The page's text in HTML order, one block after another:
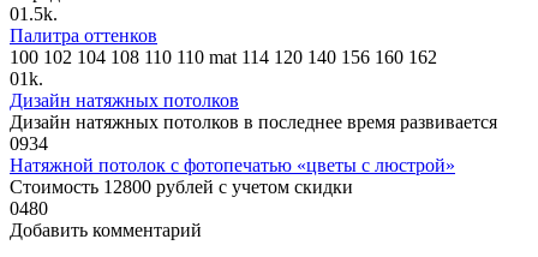
01.5k.
Палитра оттенков
100 102 104 108 110 110 mat 114 120 140 156 160 162
01k.
Дизайн натяжных потолков
Дизайн натяжных потолков в последнее время развивается
0934
Натяжной потолок с фотопечатью «цветы с люстрой»
Стоимость 12800 рублей с учетом скидки
0480
Добавить комментарий